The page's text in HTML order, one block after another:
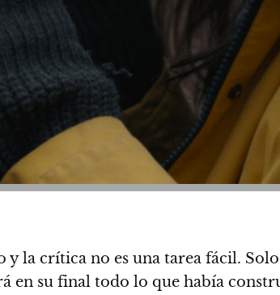
la crítica no es una tarea fácil.
en su final todo lo que había